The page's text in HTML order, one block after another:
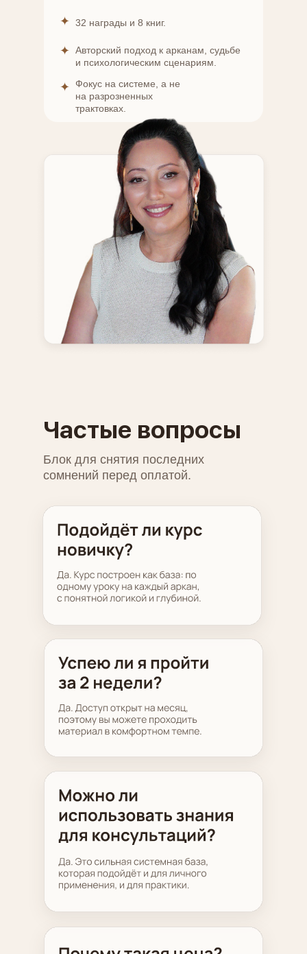
✦ 32 награды и 8 книг.
✦ Авторский подход к арканам, судьбе
и психологическим сценариям.
✦ Фокус на системе, а не
на разрозненных
трактовках.
Частые вопросы
Блок для снятия последних
сомнений перед оплатой.